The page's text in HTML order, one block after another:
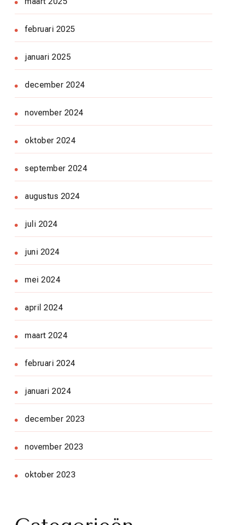
februari 2025
januari 2025
december 2024
november 2024
oktober 2024
september 2024
augustus 2024
juli 2024
juni 2024
mei 2024
april 2024
maart 2024
februari 2024
januari 2024
december 2023
november 2023
oktober 2023